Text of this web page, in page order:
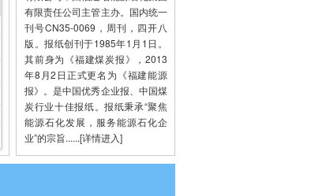
有限责任公司主管主办。国内统一
刊号CN35-0069，周刊，四开八
版。报纸创刊于1985年1月1日。
其前身为《福建煤炭报》，2013
年8月2日正式更名为《福建能源
报》。是中国优秀企业报、中国煤
炭行业十佳报纸。报纸秉承“聚焦
能源石化发展，服务能源石化企
业”的宗旨......[详情进入]